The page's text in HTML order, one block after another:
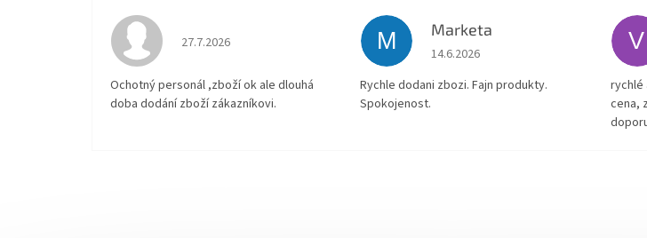
Hodnocení obchodu je 4 z 5 hvězdiček.
27.7.2026
Ochotný personál ,zboží ok ale dlouhá
doba dodání zboží zákazníkovi.
M Marketa
Hodnocení obchodu je 5 z 5 hvězdiček.
14.6.2026
Rychle dodani zbozi. Fajn produkty.
Spokojenost.
V
rychlé
cena,